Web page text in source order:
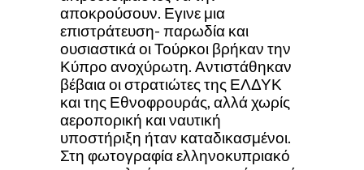
αποκρούσουν. Εγινε μια
επιστράτευση- παρωδία και
ουσιαστικά οι Τούρκοι βρήκαν την
Κύπρο ανοχύρωτη. Αντιστάθηκαν
βέβαια οι στρατιώτες της ΕΛΔΥΚ
και της Εθνοφρουράς, αλλά χωρίς
αεροπορική και ναυτική
υποστήριξη ήταν καταδικασμένοι.
Στη φωτογραφία ελληνοκυπριακό